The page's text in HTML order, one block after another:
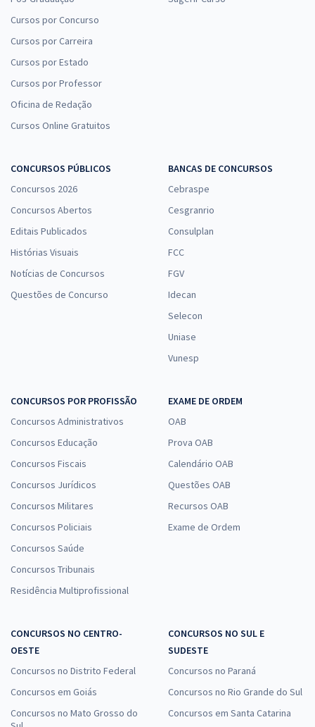
Cursos por Concurso
Cursos por Carreira
Cursos por Estado
Cursos por Professor
Oficina de Redação
Cursos Online Gratuitos
CONCURSOS PÚBLICOS
Concursos 2026
Concursos Abertos
Editais Publicados
Histórias Visuais
Notícias de Concursos
Questões de Concurso
BANCAS DE CONCURSOS
Cebraspe
Cesgranrio
Consulplan
FCC
FGV
Idecan
Selecon
Uniase
Vunesp
CONCURSOS POR PROFISSÃO
Concursos Administrativos
Concursos Educação
Concursos Fiscais
Concursos Jurídicos
Concursos Militares
Concursos Policiais
Concursos Saúde
Concursos Tribunais
Residência Multiprofissional
EXAME DE ORDEM
OAB
Prova OAB
Calendário OAB
Questões OAB
Recursos OAB
Exame de Ordem
CONCURSOS NO CENTRO-
OESTE
Concursos no Distrito Federal
Concursos em Goiás
Concursos no Mato Grosso do
CONCURSOS NO SUL E
SUDESTE
Concursos no Paraná
Concursos no Rio Grande do Sul
Concursos em Santa Catarina